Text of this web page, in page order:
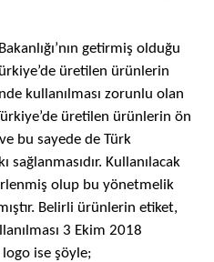
getirmiş olduğu
üretilen ürünlerin
kullanılması zorunlu olan
üretilen ürünlerin ön
bu sayede de Türk
Kullanılacak
olup bu yönetmelik
Belirli ürünlerin etiket,
3 Ekim 2018
ise şöyle;​